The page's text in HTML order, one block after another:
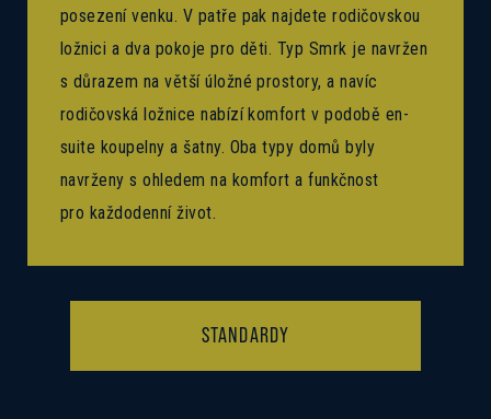
posezení venku. V patře pak najdete rodičovskou
ložnici a dva pokoje pro děti. Typ Smrk je navržen
s důrazem na větší úložné prostory, a navíc
rodičovská ložnice nabízí komfort v podobě en-
suite koupelny a šatny. Oba typy domů byly
navrženy s ohledem na komfort a funkčnost
pro každodenní život.
STANDARDY